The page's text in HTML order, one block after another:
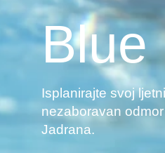
Blue
Isplanirajte svoj
nezaboravan
Jadrana.